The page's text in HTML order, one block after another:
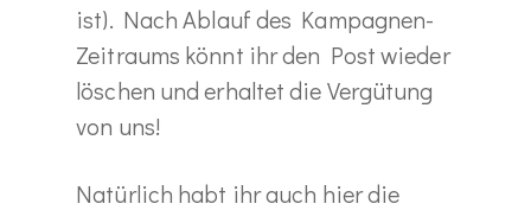
ist). Nach Ablauf des Kampagnen-
Zeitraums könnt ihr den Post wieder
löschen und erhaltet die Vergütung
von uns!
Natürlich habt ihr auch hier die